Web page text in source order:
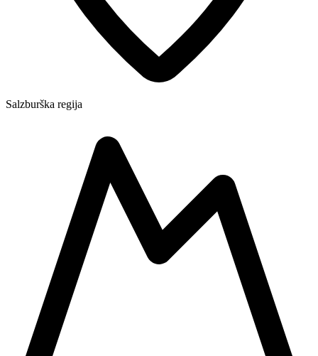
Salzburška regija